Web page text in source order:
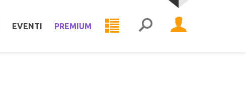
EVENTI PREMIUM